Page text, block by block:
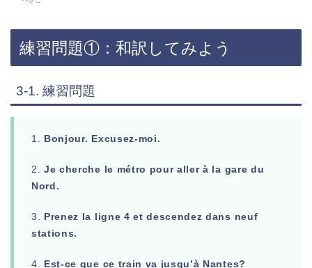
練習問題①：和訳してみよう
3-1. 練習問題
1. Bonjour. Excusez-moi.
2.Je cherche le métro pour aller à la gare du
Nord.
3.
Prenez la ligne 4 et descendez dans neuf
stations.
4. Est-ce que ce train va jusqu’à Nantes?